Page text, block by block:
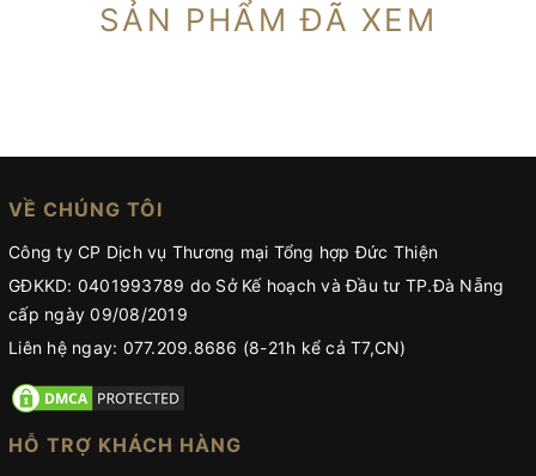
SẢN PHẨM ĐÃ XEM
VỀ CHÚNG TÔI
Công ty CP Dịch vụ Thương mại Tổng hợp Đức Thiện
GĐKKD: 0401993789 do Sở Kế hoạch và Đầu tư TP.Đà Nẵng
cấp ngày 09/08/2019
Liên hệ ngay: 077.209.8686 (8-21h kể cả T7,CN)
HỖ TRỢ KHÁCH HÀNG